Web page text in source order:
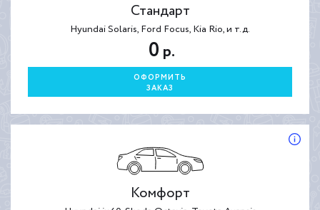
Стандарт
Hyundai Solaris, Ford Focus, Kia Rio, и т.д.
0 р.
ОФОРМИТЬ
ЗАКАЗ
Комфорт